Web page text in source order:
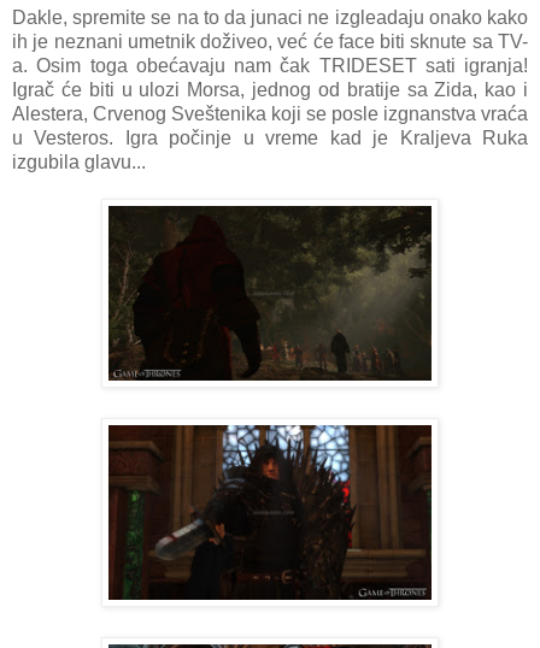
Dakle, spremite se na to da junaci ne izgleadaju onako kako
ih je neznani umetnik doživeo, već će face biti sknute sa TV-
a. Osim toga obećavaju nam čak TRIDESET sati igranja!
Igrač će biti u ulozi Morsa, jednog od bratije sa Zida, kao i
Alestera, Crvenog Sveštenika koji se posle izgnanstva vraća
u Vesteros. Igra počinje u vreme kad je Kraljeva Ruka
izgubila glavu...